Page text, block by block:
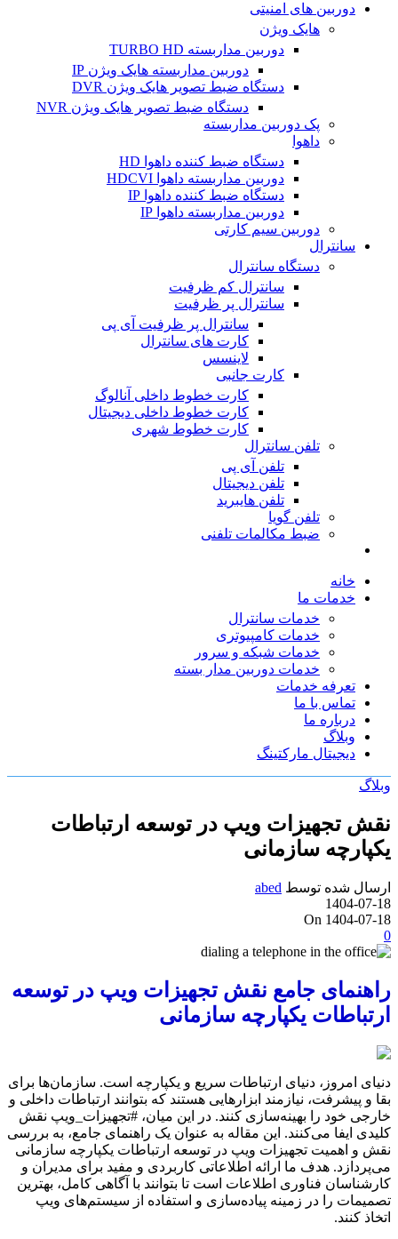
دوربین های امنیتی
هایک ویژن
دوربین مداربسته TURBO HD
دوربین مداربسته هایک ویژن IP
دستگاه ضبط تصویر هایک ویژن DVR
دستگاه ضبط تصویر هایک ویژن NVR
پک دوربین مداربسته
داهوا
دستگاه ضبط کننده داهوا HD
دوربین مداربسته داهوا HDCVI
دستگاه ضبط کننده داهوا IP
دوربین مداربسته داهوا IP
دوربین سیم کارتی
سانترال
دستگاه سانترال
سانترال کم ظرفیت
سانترال پر ظرفیت
سانترال پر ظرفیت آی پی
کارت های سانترال
لاینسس
کارت جانبی
کارت خطوط داخلی آنالوگ
کارت خطوط داخلی دیجیتال
کارت خطوط شهری
تلفن سانترال
تلفن آی پی
تلفن دیجیتال
تلفن هایبرید
تلفن گویا
ضبط مکالمات تلفنی
خانه
خدمات ما
خدمات سانترال
خدمات کامپیوتری
خدمات شبکه و سرور
خدمات دوربین مدار بسته
تعرفه خدمات
تماس با ما
درباره ما
وبلاگ
دیجیتال مارکتینگ
وبلاگ
نقش تجهیزات ویپ در توسعه ارتباطات
یکپارچه سازمانی
ارسال شده توسط abed
1404-07-18
On 1404-07-18
0
راهنمای جامع نقش تجهیزات ویپ در توسعه
ارتباطات یکپارچه سازمانی
دنیای امروز، دنیای ارتباطات سریع و یکپارچه است. سازمان‌ها برای
بقا و پیشرفت، نیازمند ابزارهایی هستند که بتوانند ارتباطات داخلی و
خارجی خود را بهینه‌سازی کنند. در این میان، #تجهیزات_ویپ نقش
کلیدی ایفا می‌کنند. این مقاله به عنوان یک راهنمای جامع، به بررسی
نقش و اهمیت تجهیزات ویپ در توسعه ارتباطات یکپارچه سازمانی
می‌پردازد. هدف ما ارائه اطلاعاتی کاربردی و مفید برای مدیران و
کارشناسان فناوری اطلاعات است تا بتوانند با آگاهی کامل، بهترین
تصمیمات را در زمینه پیاده‌سازی و استفاده از سیستم‌های ویپ
اتخاذ کنند.